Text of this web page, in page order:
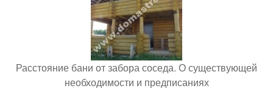
Расстояние бани от забора соседа. О существующей
необходимости и предписаниях